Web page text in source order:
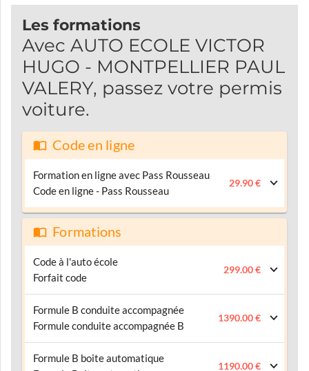
Les formations
Avec AUTO ECOLE VICTOR
HUGO - MONTPELLIER PAUL
VALERY, passez votre permis
voiture.
Code en ligne
Formation en ligne avec Pass Rousseau
Code en ligne - Pass Rousseau
29.90 €
Formations
Code à l'auto école
Forfait code
299.00 €
Formule B conduite accompagnée
Formule conduite accompagnée B
1390.00 €
Formule B boite automatique
1190.00 €